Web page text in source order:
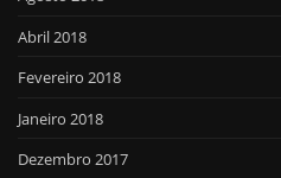
Abril 2018
Fevereiro 2018
Janeiro 2018
Dezembro 2017